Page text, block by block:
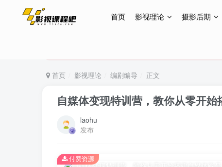
首页 影视理论 摄影后期
特惠终身会员299元，网站所有内容都可观看，终身
首页 影视理论 编剧编导 正文
自媒体变现特训营，教你从零开
laohu
发布
付费资源